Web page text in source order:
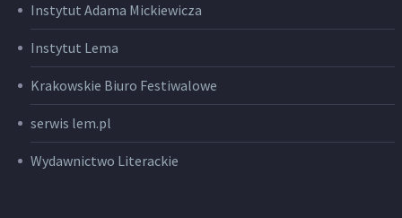
Instytut Adama Mickiewicza
Instytut Lema
Krakowskie Biuro Festiwalowe
serwis lem.pl
Wydawnictwo Literackie